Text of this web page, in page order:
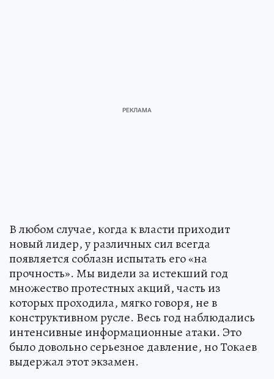
В любом случае, когда к власти приходит
новый лидер, у различных сил всегда
появляется соблазн испытать его «на
прочность». Мы видели за истекший год
множество протестных акций, часть из
которых проходила, мягко говоря, не в
конструктивном русле. Весь год наблюдались
интенсивные информационные атаки. Это
было довольно серьезное давление, но Токаев
выдержал этот экзамен.